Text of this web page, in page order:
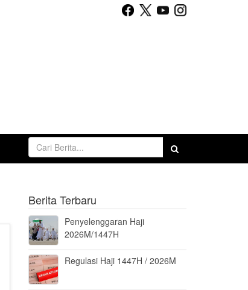
Berita Terbaru
Penyelenggaran Haji
2026M/1447H
Regulasi Haji 1447H / 2026M